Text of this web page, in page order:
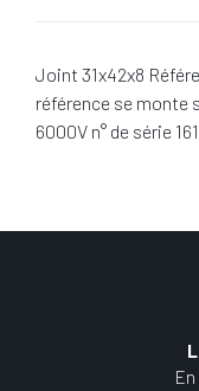
Joint 31x42x8
référence se monte
6000V n° de série